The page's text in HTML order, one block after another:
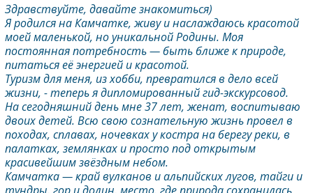
Здравствуйте, давайте знакомиться)
Я родился на Камчатке, живу и наслаждаюсь красотой
моей маленькой, но уникальной Родины. Моя
постоянная потребность — быть ближе к природе,
питаться её энергией и красотой.
Туризм для меня, из хобби, превратился в дело всей
жизни, - теперь я дипломированный гид-экскурсовод.
На сегодняшний день мне 37 лет, женат, воспитываю
двоих детей. Всю свою сознательную жизнь провел в
походах, сплавах, ночевках у костра на берегу реки, в
палатках, землянках и просто под открытым
красивейшим звёздным небом.
Камчатка— край вулканов и альпийских лугов, тайги и
тундры, гор и долин, место, где природа сохранилась